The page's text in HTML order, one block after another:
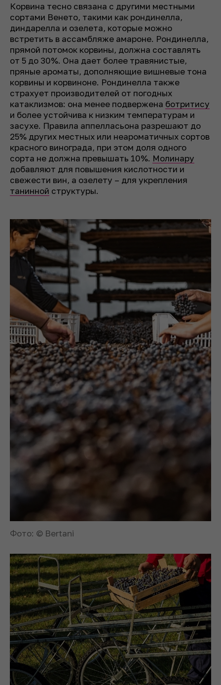
Корвина тесно связана с другими местными
сортами Венето, такими как рондинелла,
диндарелла и озелета, которые можно
встретить в ассамбляже амароне. Рондинелла,
прямой потомок корвины, должна составлять
от 5 до 30%. Она дает более травянистые,
пряные ароматы, дополняющие вишневые тона
корвины и корвиноне. Рондинелла также
страхует производителей от погодных
катаклизмов: она менее подвержена ботритису
и более устойчива к низким температурам и
засухе. Правила аппелласьона разрешают до
25% других местных или неароматичных сортов
красного винограда, при этом доля одного
сорта не должна превышать 10%. Молинару
добавляют для повышения кислотности и
свежести вин, а озелету – для укрепления
танинной структуры.
Фото: © Bertani